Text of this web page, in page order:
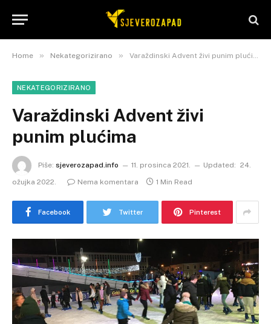
Home » Nekategorizirano » Varaždinski Advent živi punim plućima
NEKATEGORIZIRANO
Varaždinski Advent živi
punim plućima
Piše: sjeverozapad.info 11. prosinca 2021. Updated: 24.
ožujka 2022.
Nema komentara 1 Min Read
Facebook Twitter Pinterest